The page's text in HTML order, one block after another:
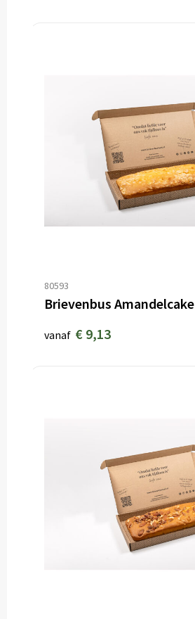
80593
Brievenbus Amandelcake
vanaf € 9,13